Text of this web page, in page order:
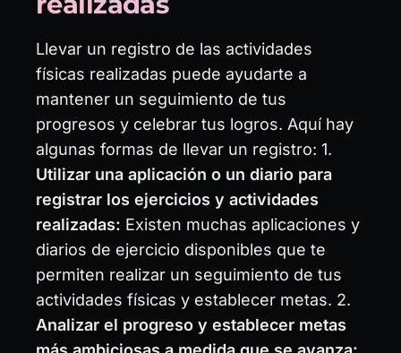
Llevar un registro de las actividades
físicas realizadas puede ayudarte a
mantener un seguimiento de tus
progresos y celebrar tus logros. Aquí hay
algunas formas de llevar un registro: 1.
Utilizar una aplicación o un diario para
registrar los ejercicios y actividades
realizadas: Existen muchas aplicaciones y
diarios de ejercicio disponibles que te
permiten realizar un seguimiento de tus
actividades físicas y establecer metas. 2.
Analizar el progreso y establecer metas